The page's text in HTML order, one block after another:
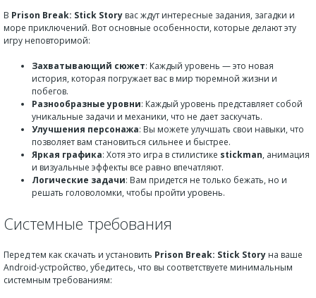
В Prison Break: Stick Story вас ждут интересные задания, загадки и
море приключений. Вот основные особенности, которые делают эту
игру неповторимой:
Захватывающий сюжет: Каждый уровень — это новая
история, которая погружает вас в мир тюремной жизни и
побегов.
Разнообразные уровни: Каждый уровень представляет собой
уникальные задачи и механики, что не дает заскучать.
Улучшения персонажа: Вы можете улучшать свои навыки, что
позволяет вам становиться сильнее и быстрее.
Яркая графика: Хотя это игра в стилистике stickman, анимация
и визуальные эффекты все равно впечатляют.
Логические задачи: Вам придется не только бежать, но и
решать головоломки, чтобы пройти уровень.
Системные требования
Перед тем как скачать и установить Prison Break: Stick Story на ваше
Android-устройство, убедитесь, что вы соответствуете минимальным
системным требованиям: